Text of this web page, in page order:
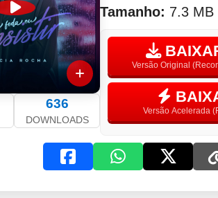
636
DOWNLOADS
Tamanho: 7.3 MB
Versão Original
Versão Acelerada